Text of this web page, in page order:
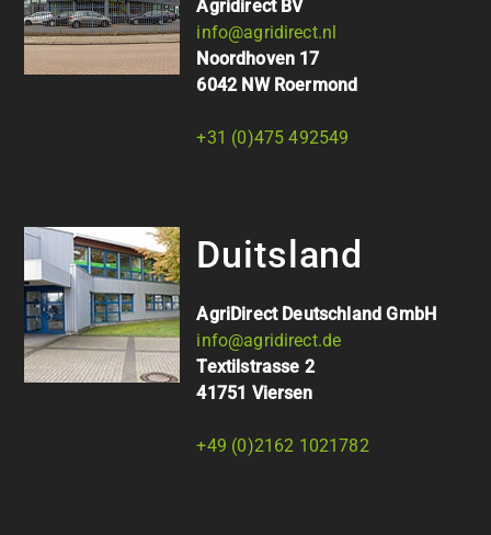
Agridirect BV
info@agridirect.nl
Noordhoven 17
6042 NW Roermond
+31 (0)475 492549
Duitsland
AgriDirect Deutschland GmbH
info@agridirect.de
Textilstrasse 2
41751 Viersen
+49 (0)2162 1021782